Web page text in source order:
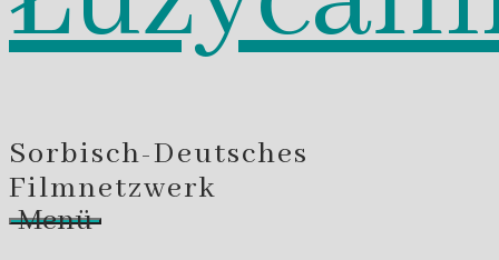
Sorbisch-Deutsches
Filmnetzwerk
Menü